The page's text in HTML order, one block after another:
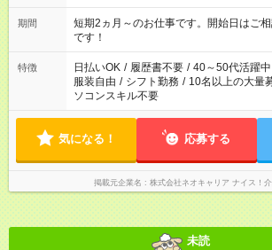
家庭の都合でお休みが必要な場合も遠慮
※週最低15時間以上の勤務が必要です
期間
短期2ヵ月～のお仕事です。開始日は
です！
特徴 日払いOK / 履歴書不要 / 40～50代活躍中
服装自由 / シフト勤務 / 10名以上の大量
ソコンスキル不要
気になる！ 応募する
掲載元企業名 株式会社ネオキャリア ナイス！
未読